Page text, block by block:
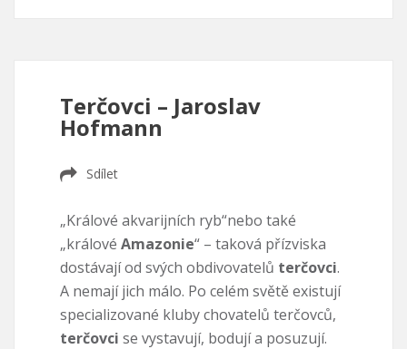
Terčovci – Jaroslav
Hofmann
Sdílet
„Králové akvarijních ryb“nebo také
„králové Amazonie“ – taková přízviska
dostávají od svých obdivovatelů terčovci.
A nemají jich málo. Po celém světě existují
specializované kluby chovatelů terčovců,
terčovci se vystavují, bodují a posuzují.